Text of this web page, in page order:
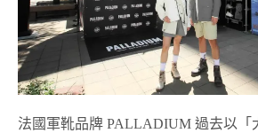
法國軍靴品牌 PALLADIUM過去以「